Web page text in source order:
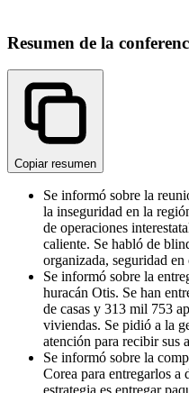
Resumen de la
Copiar resumen
Se informó sobre la
la inseguridad en la
de operaciones
caliente. Se habló de
organizada, seguridad
Se informó sobre la
huracán Otis. Se han
de casas y 313 mil 753
viviendas. Se pidió a la
atención para recibir sus
Se informó sobre la
Corea para entregarlos a